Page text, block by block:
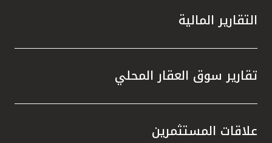
التقارير المالية
تقارير سوق العقار المحلي
علاقات المستثمرين